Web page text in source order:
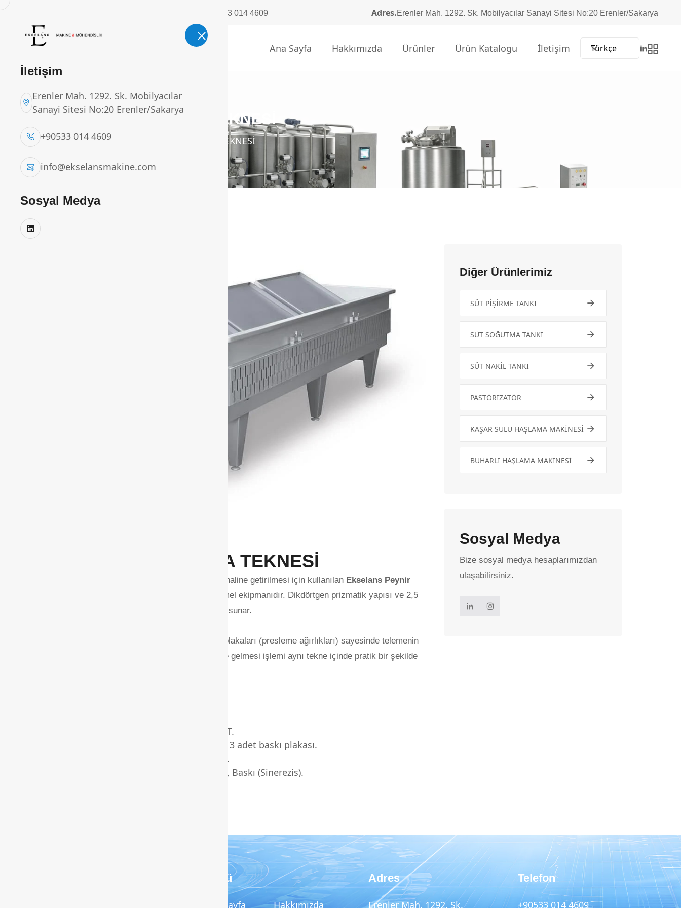
+90533 014 4609 Adres.Erenler Mah. 1292. Sk. Mobilyacılar Sanayi Sitesi No:20 Erenler/Sakarya
Ana Sayfa Hakkımızda Ürünler Ürün Katalogu İletişim Türkçe
İletişim
Erenler Mah. 1292. Sk. Mobilyacılar
Sanayi Sitesi No:20 Erenler/Sakarya
+90533 014 4609
info@ekselansmakine.com
Sosyal Medya
PEYNİR MAYALAMA TEKNESİ
Ana SayfaÜrünler PEYNİR MAYALAMA TEKNESİ
PEYNİR MAYALAMA TEKNESİ
Pastörize sütün mayalanarak pıhtı (teleme) haline getirilmesi için kullanılan Ekselans Peynir
, beyaz peynir ve lor üretiminin temel ekipmanıdır. Dikdörtgen prizmatik yapısı ve 2,5
mm gövde kalınlığı ile uzun ömürlü kullanım sunar.
Tekne üzerindeki süzme perdeleri ve baskı plakaları (presleme ağırlıkları) sayesinde telemenin
peynir altı suyundan ayrılması ve blok haline gelmesi işlemi aynı tekne içinde pratik bir şekilde
1.000 LT, 1.250 LT, 1.500 LT.
4 adet süzme perdesi, 3 adet baskı plakası.
AISI 304 Paslanmaz Çelik.
Mayalama, Kırma, Süzme, Baskı (Sinerezis).
Diğer Ürünlerimiz
SÜT PİŞİRME TANKI
SÜT SOĞUTMA TANKI
SÜT NAKİL TANKI
PASTÖRİZATÖR
KAŞAR SULU HAŞLAMA MAKİNESİ
BUHARLI HAŞLAMA MAKİNESİ
Sosyal Medya
Bize sosyal medya hesaplarımızdan
ulaşabilirsiniz.
Menü
Ana Sayfa Hakkımızda
Adres
Erenler Mah. 1292. Sk.
Telefon
+90533 014 4609